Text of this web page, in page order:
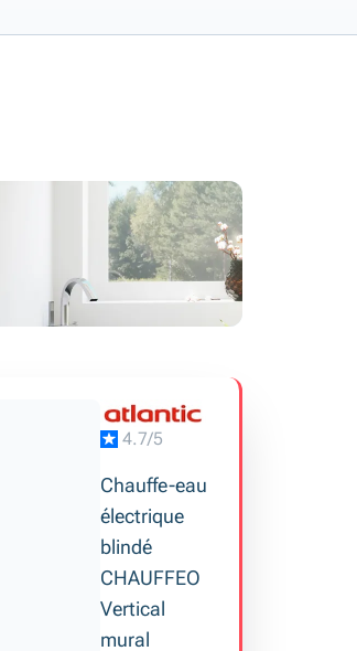
4.7/5
Chauffe-eau
électrique
blindé
CHAUFFEO
Vertical
mural